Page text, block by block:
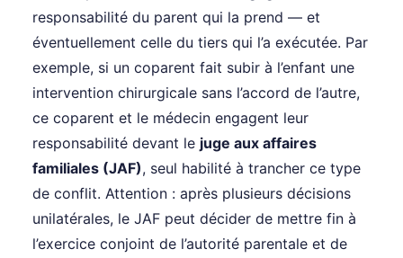
responsabilité du parent qui la prend — et
éventuellement celle du tiers qui l’a exécutée. Par
exemple, si un coparent fait subir à l’enfant une
intervention chirurgicale sans l’accord de l’autre,
ce coparent et le médecin engagent leur
responsabilité devant le juge aux affaires
familiales (JAF), seul habilité à trancher ce type
de conflit. Attention : après plusieurs décisions
unilatérales, le JAF peut décider de mettre fin à
l’exercice conjoint de l’autorité parentale et de